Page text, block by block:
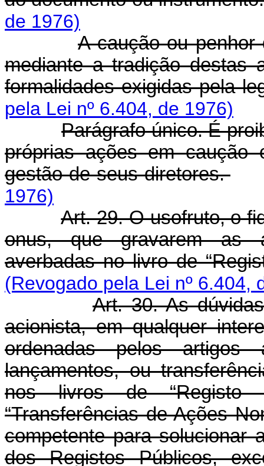
de 1976)
A caução ou
mediante a tradição destas
formalidades exigidas pela
pela Lei nº 6.404, de 1976)
Parágrafo único. É
próprias ações em caução
gestão de seus diretores.
1976)
Art. 29. O usofruto, o
onus, que gravarem as
averbadas no livro de
(Revogado pela Lei nº 6.404,
Art. 30. As
acionista, em qualquer
ordenadas pelos artigos
lançamentos, ou
nos livros de “Registo
“Transferências de Ações
competente para solucionar
dos Registos Públicos,